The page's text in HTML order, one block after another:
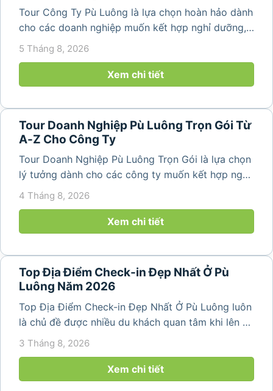
Tour Công Ty Pù Luông là lựa chọn hoàn hảo dành
cho các doanh nghiệp muốn kết hợp nghỉ dưỡng,
team building và gắn kết tập thể trong không gian
thiên nhiên trong lành. Chỉ cách Hà Nội và Thanh
Hóa vài giờ di chuyển,...
5 Tháng 8, 2026
Xem chi tiết
Tour Doanh Nghiệp Pù Luông Trọn Gói Từ
A-Z Cho Công Ty
Tour Doanh Nghiệp Pù Luông Trọn Gói là lựa chọn
lý tưởng dành cho các công ty muốn kết hợp nghỉ
dưỡng, gắn kết đội ngũ và tái tạo năng lượng sau
thiên nhiên trong lành,...
4 Tháng 8, 2026
Xem chi tiết
Top Địa Điểm Check-in Đẹp Nhất Ở Pù
Luông Năm 2026
Top Địa Điểm Check-in Đẹp Nhất Ở Pù Luông luôn
là chủ đề được nhiều du khách quan tâm khi lên kế
hoạch khám phá vùng đất thiên nhiên nổi tiếng
của Thanh Hóa. Với ruộng bậc thang trải dài, bản
làng yên bình, thác...
3 Tháng 8, 2026
Xem chi tiết